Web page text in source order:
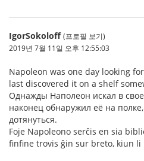
IgorSokoloff (프로필 보기)
2019년 7월 11일 오후 12:55:03
Napoleon was one day looking
last discovered it on a shelf
Однажды Наполеон искал в
наконец обнаружил её на
дотянуться.
Foje Napoleono serĉis en sia
finfine trovis ĝin sur breto, kiun li